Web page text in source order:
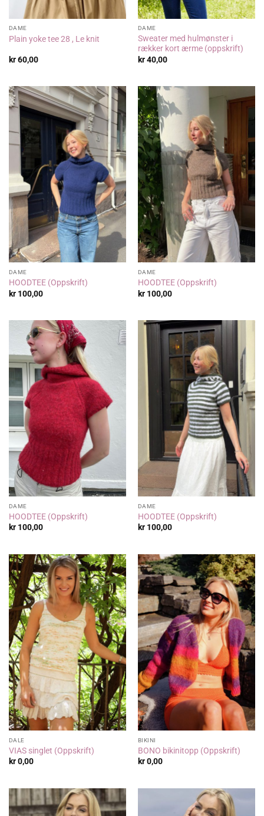
DAME
Plain yoke tee 28 , Le knit
kr60,00
DAME
Sweater med hulmønster i
rækker kort ærme (oppskrift)
kr40,00
DAME
HOODTEE (Oppskrift)
kr100,00
DAME
HOODTEE (Oppskrift)
kr100,00
DAME
HOODTEE (Oppskrift)
kr100,00
DAME
HOODTEE (Oppskrift)
kr100,00
DALE
VIAS singlet (Oppskrift)
kr0,00
BIKINI
BONO bikinitopp (Oppskrift)
kr0,00